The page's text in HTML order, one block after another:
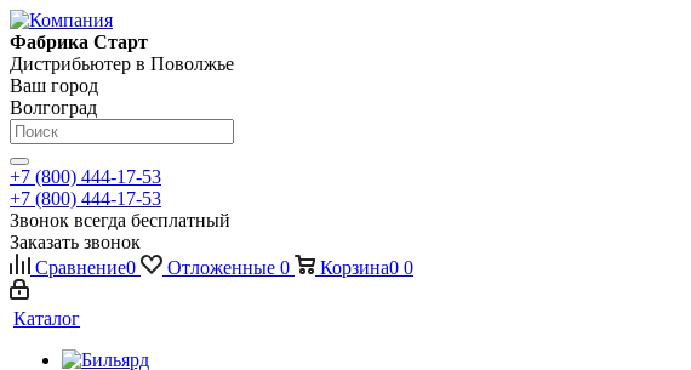
Фабрика Старт
Дистрибьютер в Поволжье
Ваш город
Волгоград
+7 (800) 444-17-53
+7 (800) 444-17-53
Звонок всегда бесплатный
Заказать звонок
Сравнение0 Отложенные 0 Корзина0 0
Каталог